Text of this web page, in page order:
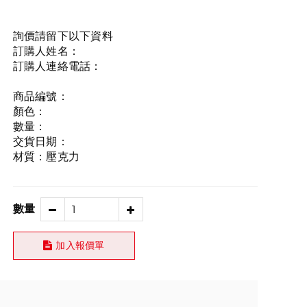
詢價請留下以下資料
訂購人姓名：
訂購人連絡電話：
商品編號：
顏色：
數量：
交貨日期：
材質：壓克力
數量
加入報價單